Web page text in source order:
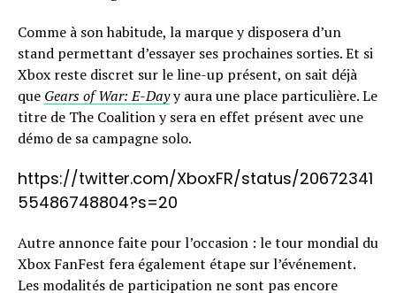
Comme à son habitude, la marque y disposera d’un
stand permettant d’essayer ses prochaines sorties. Et si
Xbox reste discret sur le line-up présent, on sait déjà
que Gears of War: E-Dayy aura une place particulière. Le
titre de The Coalition y sera en effet présent avec une
démo de sa campagne solo.
https://twitter.com/XboxFR/status/20672341
55486748804?s=20
Autre annonce faite pour l’occasion : le tour mondial du
Xbox FanFest fera également étape sur l’événement.
Les modalités de participation ne sont pas encore